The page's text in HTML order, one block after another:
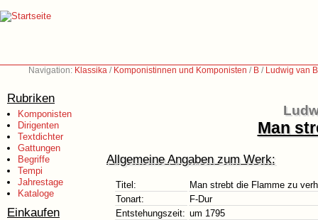
Navigation: Klassika / Komponistinnen und Komponisten / B / Ludwig van
Rubriken
Komponisten
Dirigenten
Textdichter
Gattungen
Begriffe
Tempi
Jahrestage
Kataloge
Einkaufen
Man
Allgemeine Angaben zum Werk:
Titel:
Man strebt die Flamme zu
Tonart:
F-Dur
Entstehungszeit: um 1795